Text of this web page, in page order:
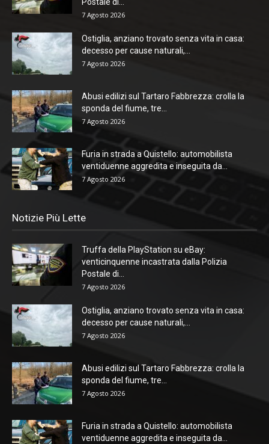
Postale di...
7 Agosto 2026
Ostiglia, anziano trovato senza vita in casa:
decesso per cause naturali,...
7 Agosto 2026
Abusi edilizi sul Tartaro Fabbrezza: crolla la
sponda del fiume, tre...
7 Agosto 2026
Furia in strada a Quistello: automobilista
ventiduenne aggredita e inseguita da...
7 Agosto 2026
Notizie Più Lette
Truffa della PlayStation su eBay:
venticinquenne incastrata dalla Polizia
Postale di...
7 Agosto 2026
Ostiglia, anziano trovato senza vita in casa:
decesso per cause naturali,...
7 Agosto 2026
Abusi edilizi sul Tartaro Fabbrezza: crolla la
sponda del fiume, tre...
7 Agosto 2026
Furia in strada a Quistello: automobilista
ventiduenne aggredita e inseguita da...